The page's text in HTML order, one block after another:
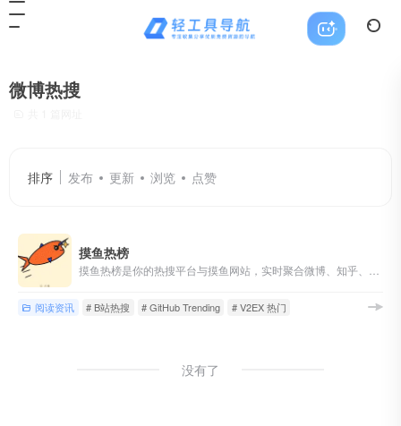
微博热搜
排序 发布 更新 浏览 点赞
摸鱼热榜
阅读资讯 # B站热搜 # GitHub Trending # V2EX 热门
没有了